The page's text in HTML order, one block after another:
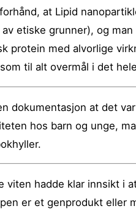
at Lipid
etiske grunner), og
protein med alvorlige
til alt overmål i det
dokumentasjon at det
hos barn og unge,
viten hadde klar innsikt i
er et genprodukt eller